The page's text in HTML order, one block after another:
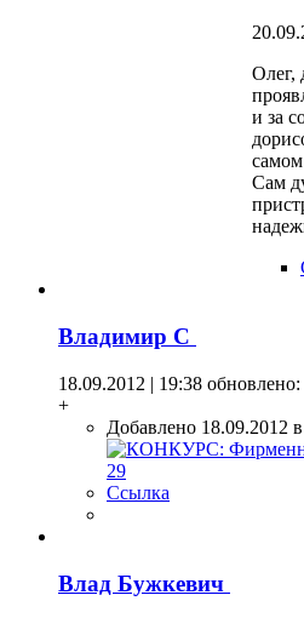
Олег,
и за
самом
Сам
Владимир С
18.09.2012 | 19:38
+
Добавлено 18.09.2012
Ссылка
Влад Бужкевич